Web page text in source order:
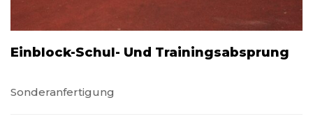
Einblock-Schul- Und Trainingsabsprung
Sonderanfertigung